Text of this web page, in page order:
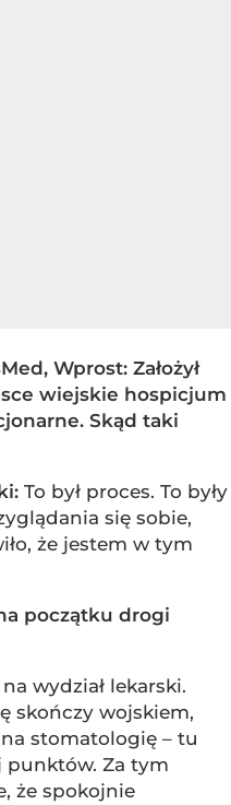
Wprost: Założył
wiejskie hospicjum
Skąd taki
To był proces. To były
się sobie,
że jestem w tym
początku drogi
wydział lekarski.
skończy wojskiem,
stomatologię – tu
punktów. Za tym
że spokojnie